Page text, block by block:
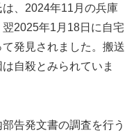
、2024年11月の兵庫
2025年1月18日に自宅
発見されました。搬送
自殺とみられていま
告発文書の調査を行う